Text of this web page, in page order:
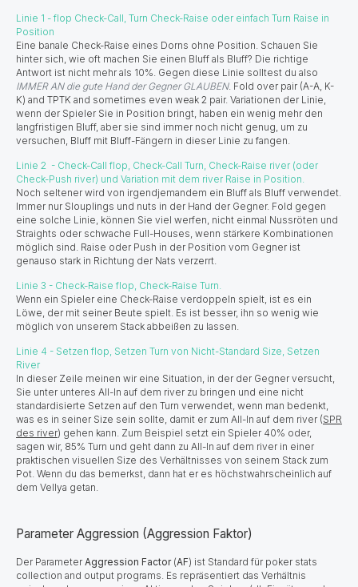
Linie 1 - flop Check-Call, Turn Check-Raise oder einfach Turn Raise in
Position
Eine banale Check-Raise eines Dorns ohne Position. Schauen Sie
hinter sich, wie oft machen Sie einen Bluff als Bluff? Die richtige
Antwort ist nicht mehr als 10%. Gegen diese Linie solltest du also
IMMER AN die gute Hand der Gegner GLAUBEN. Fold over pair (A-A, K-
K) and TPTK and sometimes even weak 2 pair. Variationen der Linie,
wenn der Spieler Sie in Position bringt, haben ein wenig mehr den
langfristigen Bluff, aber sie sind immer noch nicht genug, um zu
versuchen, Bluff mit Bluff-Fängern in dieser Linie zu fangen.
Linie 2 - Check-Call flop, Check-Call Turn, Check-Raise river (oder
Check-Push river) und Variation mit dem river Raise in Position.
Noch seltener wird von irgendjemandem ein Bluff als Bluff verwendet.
Immer nur Slouplings und nuts in der Hand der Gegner. Fold gegen
eine solche Linie, können Sie viel werfen, nicht einmal Nussröten und
Straights oder schwache Full-Houses, wenn stärkere Kombinationen
möglich sind. Raise oder Push in der Position vom Gegner ist
genauso stark in Richtung der Nats verzerrt.
Linie 3 - Check-Raise flop, Check-Raise Turn.
Wenn ein Spieler eine Check-Raise verdoppeln spielt, ist es ein
Löwe, der mit seiner Beute spielt. Es ist besser, ihn so wenig wie
möglich von unserem Stack abbeißen zu lassen.
Linie 4 - Setzen flop, Setzen Turn von Nicht-Standard Size, Setzen
River
In dieser Zeile meinen wir eine Situation, in der der Gegner versucht,
Sie unter unteres All-In auf dem river zu bringen und eine nicht
standardisierte Setzen auf den Turn verwendet, wenn man bedenkt,
was es in seiner Size sein sollte, damit er zum All-In auf dem river (SPR
des river) gehen kann. Zum Beispiel setzt ein Spieler 40% oder,
sagen wir, 85% Turn und geht dann zu All-In auf dem river in einer
praktischen visuellen Size des Verhältnisses von seinem Stack zum
Pot. Wenn du das bemerkst, dann hat er es höchstwahrscheinlich auf
dem Vellya getan. ​​​
Parameter Aggression (Aggression Faktor)
Der Parameter Aggression Factor(AF) ist Standard für poker stats
collection and output programs. Es repräsentiert das Verhältnis